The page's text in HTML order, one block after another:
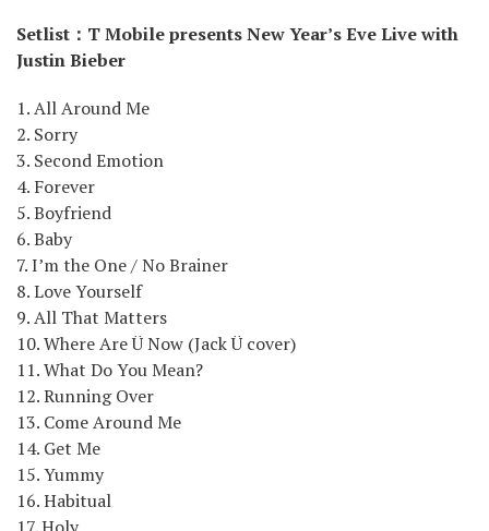
Setlist：T Mobile presents New Year’s Eve Live with
Justin Bieber
1. All Around Me
2. Sorry
3. Second Emotion
4. Forever
5. Boyfriend
6. Baby
7. I’m the One / No Brainer
8. Love Yourself
9. All That Matters
10. Where Are Ü Now (Jack Ü cover)
11. What Do You Mean?
12. Running Over
13. Come Around Me
14. Get Me
15. Yummy
16. Habitual